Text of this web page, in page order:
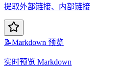
提取外部链接、内部链接
📝Markdown 预览
实时预览 Markdown